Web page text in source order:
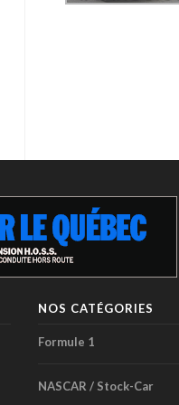
NOS CATÉGORIES
Formule 1
NASCAR / Stock-Car